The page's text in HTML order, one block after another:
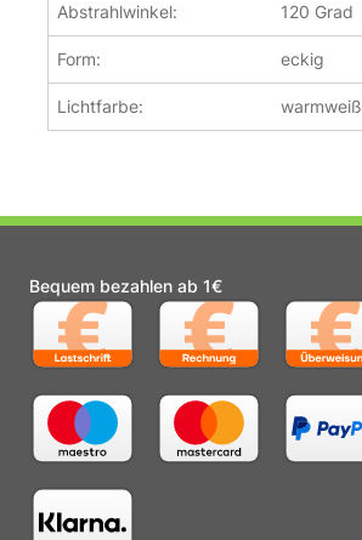
Abstrahlwinkel: 120 Grad
Form: eckig
Lichtfarbe: warmweiß
Bequem bezahlen ab 1€